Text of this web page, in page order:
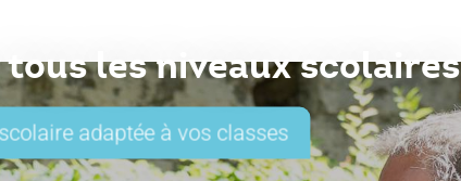
les niveaux scolaires
adaptée à vos classes